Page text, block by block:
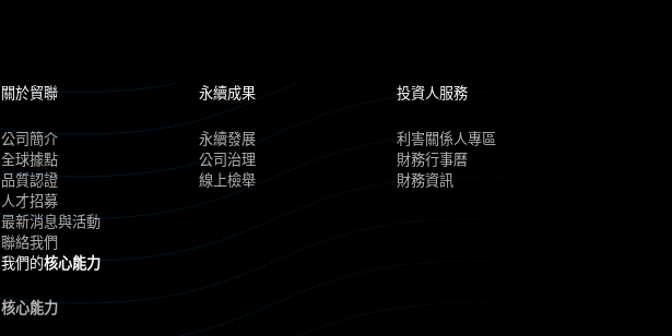
關於貿聯
公司簡介
全球據點
品質認證
人才招募
最新消息與活動
聯絡我們
我們的核心能力
核心能力
永續成果
永續發展
公司治理
線上檢舉
投資人服務
利害關係人專區
財務行事曆
財務資訊